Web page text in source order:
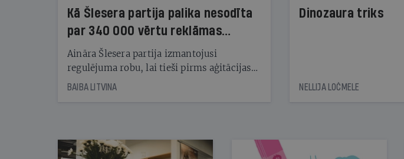
Kā Šlesera partija palika nesodīta
par 340 000 vērtu reklāmas
kampaņu
Aināra Šlesera partija izmantojusi
regulējuma robu, lai tieši pirms aģitācijas
starta izreklamētos par summu, kas
BAIBA LITVINA
Dinozaura triks
NELLIJA LOČMELE